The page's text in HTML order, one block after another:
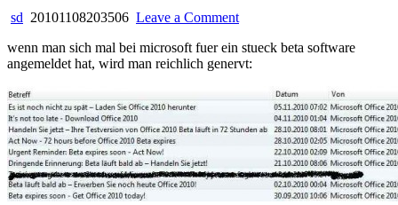
sd 20101108203506 Leave a Commenton
beta
programm
anstrengend
wenn man sich mal bei microsoft fuer ein stueck beta software
angemeldet hat, wird man reichlich genervt: